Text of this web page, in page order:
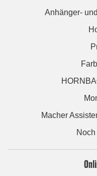
Anhänger-
Macher